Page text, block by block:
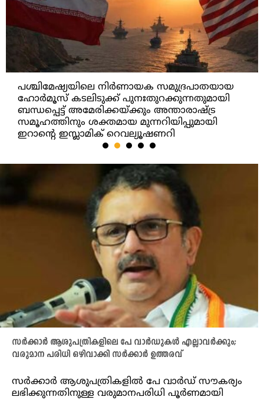
പശ്ചിമേഷ്യയിലെ നിർണായക സമുദ്രപാതയായ
ഹോർമൂസ് കടലിടുക്ക് പുനഃതുറക്കുന്നതുമായി
ബന്ധപ്പെട്ട് അമേരിക്കയ്ക്കും അന്താരാഷ്ട്ര
സമൂഹത്തിനും ശക്തമായ മുന്നറിയിപ്പുമായി
ഇറാന്റെ ഇസ്ലാമിക് റെവല്യൂഷണറി
സർക്കാർ ആശുപത്രികളിലെ പേ വാർഡുകൾ എല്ലാവർക്കും;
വരുമാന പരിധി ഒഴിവാക്കി സർക്കാർ ഉത്തരവ്
സർക്കാർ ആശുപത്രികളിൽ പേ വാർഡ് സൗകര്യം
ലഭിക്കുന്നതിനുള്ള വരുമാനപരിധി പൂർണമായി